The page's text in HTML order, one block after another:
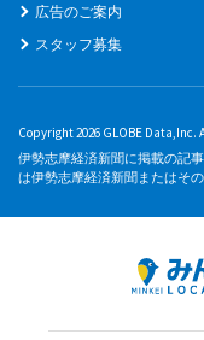
広告のご案内
スタッフ募集
Copyright 2026 GLOBE Data,Inc.
伊勢志摩経済新聞に掲載の記
は伊勢志摩経済新聞またはそ